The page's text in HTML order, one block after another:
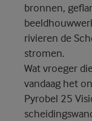
bronnen,
rivieren de
stromen.
Wat vroeger
vandaag het
Pyrobel 25